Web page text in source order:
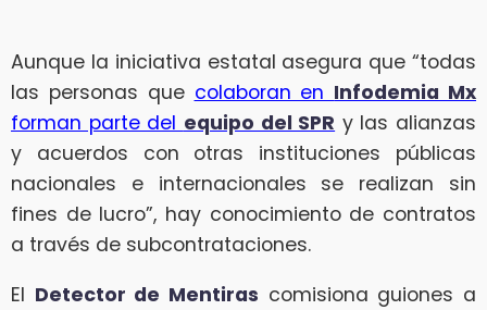
Aunque la iniciativa estatal asegura que “todas
las personas que colaboran en Infodemia Mx
forman parte del equipo del SPR y las alianzas
y acuerdos con otras instituciones públicas
nacionales e internacionales se realizan sin
fines de lucro”, hay conocimiento de contratos
a través de subcontrataciones.
El Detector de Mentiras comisiona guiones a